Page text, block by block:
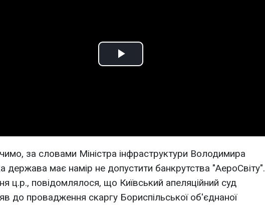
Play
за словами Міністра інфраструктури Володимира
держава має намір не допустити банкрутства "АероСвіту".
ц.р., повідомлялося, що Київський апеляційний суд
до провадження скаргу Бориспільської об'єднаної